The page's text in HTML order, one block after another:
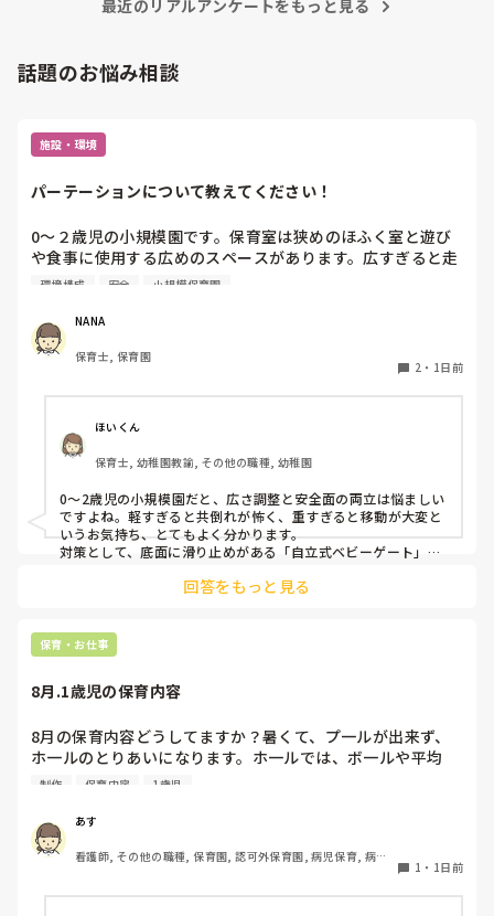
最近のリアルアンケートをもっと見る
話題のお悩み相談
施設・環境
パーテーションについて教えてください！
0〜２歳児の小規模園です。保育室は狭めのほふく室と遊び
や食事に使用する広めのスペースがあります。広すぎると走
り回ったりして落ち着かないので、活動によってパーテーシ
うな素材で軽いので、ちょっと体が当たると倒れたり、つか
まり立ちが不安定な子にとっては共倒れになったりで危険で
す。かと言って固定してしまうと活動によって柔軟に移動す
しっかりした重いものを置いていましたが、移動が大変で使
い勝手が悪く、子どもがぶつかって倒れた時に怖い思いをし
ました。
皆さんの園ではどんなもので工夫されていますか？
環境構成 安全 小規模保育園
NANA
保育士, 保育園
2 ・ 1日前
ほいくん
保育士, 幼稚園教諭, その他の職種, 幼稚園
0〜2歳児の小規模園だと、広さ調整と安全面の両立は悩ましい
ですよね。軽すぎると共倒れが怖く、重すぎると移動が大変と
いうお気持ち、とてもよく分かります。
対策として、底面に滑り止めがある「自立式ベビーゲート」な
た、ストッパー付きキャスターをつけたロー棚を仕切りにすれ
り、脚元に水入りペットボトルなどの重りを付けて補強してみ
てくださいね。安全で使いやすい方法が見つかるよう応援して
回答をもっと見る
保育・お仕事
8月.1歳児の保育内容
8月の保育内容どうしてますか？暑くて、プ一ルが出来ず、
ホ一ルのとりあいになります。ホ一ルでは、ボ一ルや平均
台、風船で遊んでいます。製作で、うちわや望遠鏡や風鈴🎐
クラスです、玩具で遊ばせながら、何人かずつよんで、やっ
ています。何か、いいアイデアや、工夫など、何でもいいの
で、教えて下さい。
制作 保育内容 1歳児
あす
看護師, その他の職種, 保育園, 認可外保育園, 病児保育, 病院
1 ・ 1日前